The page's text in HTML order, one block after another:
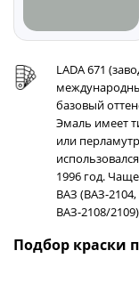
LADA 671
базовый
Эмаль имеет
или
1996 год.
ВАЗ (ВАЗ-
ВАЗ-2108/
Подбор краски